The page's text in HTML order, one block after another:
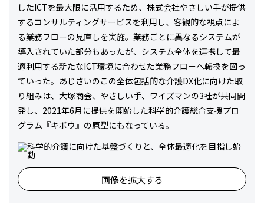
したICTを最大限に活用するため、株式会社やさしい手が提供
するコンサルティングサービスを利用し、客観的な視点によ
る業務フローの見直しを実施。業務ごとに異なるシステムが
導入されていた部分もあったが、システム全体を連携して最
適利用する新たなICT環境に合わせた業務フローへ転換を図っ
ていった。あじさいのこの全体包括的な介護DX化に向けた取
り組みは、大塚商会、やさしい手、ワイズマンの3社が共同開
発し、2021年6月に提供を開始した科学的介護総合支援プロ
グラム『キボウ』の原型にもなっている。
画像を拡大する